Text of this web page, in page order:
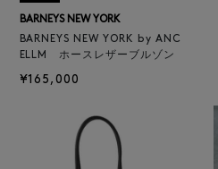
BARNEYS NEW YORK
BARNEYS NEW YORK by ANC
ELLM ホースレザーブルゾン
¥165,000